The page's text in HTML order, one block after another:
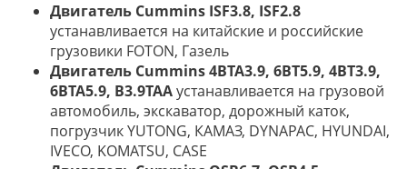
Двигатель Cummins ISF3.8, ISF2.8
устанавливается на китайские и российские
грузовики FOTON, Газель
Двигатель Cummins4BTA3.9, 6BT5.9, 4BT3.9,
6BTA5.9, B3.9TAAустанавливается на грузовой
автомобиль, экскаватор, дорожный каток,
погрузчик YUTONG, КАМАЗ, DYNAPAC, HYUNDAI,
IVECO, KOMATSU, CASE